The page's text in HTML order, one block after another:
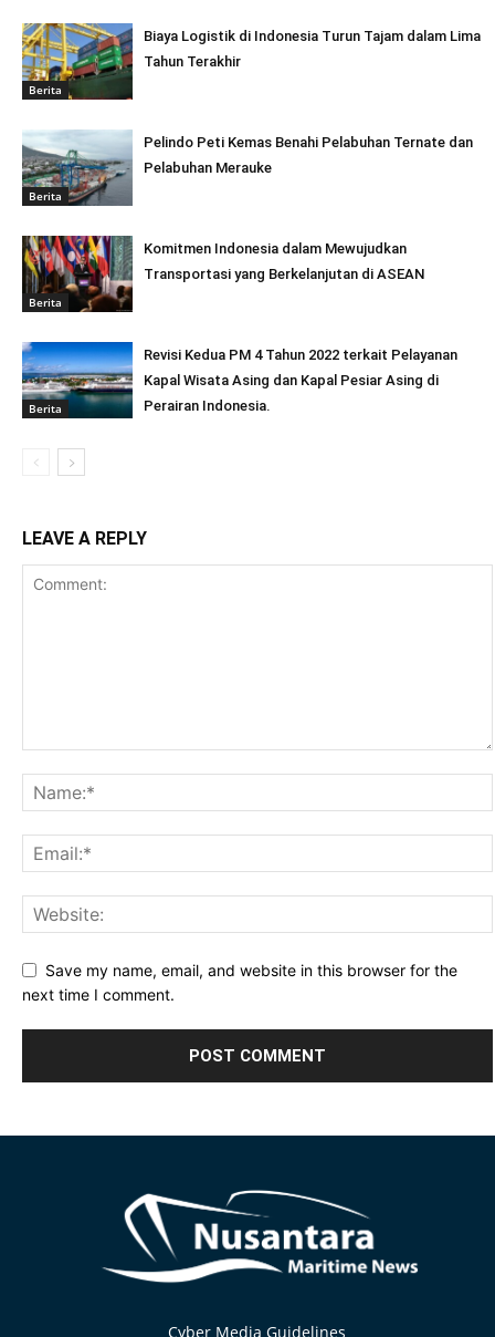
Berita
Biaya Logistik di Indonesia Turun Tajam dalam Lima
Tahun Terakhir
Berita
Pelindo Peti Kemas Benahi Pelabuhan Ternate dan
Pelabuhan Merauke
Berita
Komitmen Indonesia dalam Mewujudkan
Transportasi yang Berkelanjutan di ASEAN
Berita
Revisi Kedua PM 4 Tahun 2022 terkait Pelayanan
Kapal Wisata Asing dan Kapal Pesiar Asing di
Perairan Indonesia.
LEAVE A REPLY
Save my name, email, and website in this browser for the
next time I comment.
Cyber Media Guidelines